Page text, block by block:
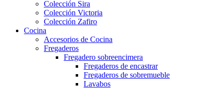
Colección Sira
Colección Victoria
Colección Zafiro
Cocina
Accesorios de Cocina
Fregaderos
Fregadero sobreencimera
Fregaderos de encastrar
Fregaderos de sobremueble
Lavabos